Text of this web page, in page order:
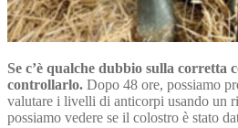
Se c’è qualche dubbio sulla corretta
controllarlo. Dopo 48 ore, possiamo
valutare i livelli di anticorpi usando un
possiamo vedere se il colostro è stato